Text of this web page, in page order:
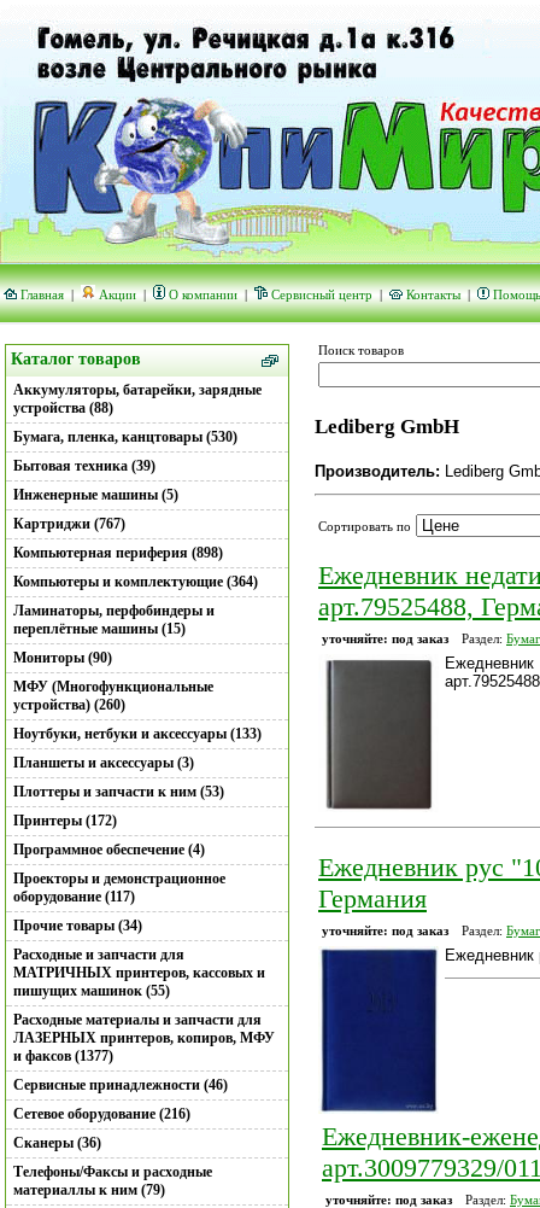
Главная | Акции | О компании | Сервисный центр | Контакты | Помощь
Каталог товаров
Аккумуляторы, батарейки, зарядные
устройства (88)
Бумага, пленка, канцтовары (530)
Бытовая техника (39)
Инженерные машины (5)
Картриджи (767)
Компьютерная периферия (898)
Компьютеры и комплектующие (364)
Ламинаторы, перфобиндеры и
переплётные машины (15)
Мониторы (90)
МФУ (Многофункциональные
устройства) (260)
Ноутбуки, нетбуки и аксессуары (133)
Планшеты и аксессуары (3)
Плоттеры и запчасти к ним (53)
Принтеры (172)
Программное обеспечение (4)
Проекторы и демонстрационное
оборудование (117)
Прочие товары (34)
Расходные и запчасти для
МАТРИЧНЫХ принтеров, кассовых и
пишущих машинок (55)
Расходные материалы и запчасти для
ЛАЗЕРНЫХ принтеров, копиров, МФУ
и факсов (1377)
Сервисные принадлежности (46)
Сетевое оборудование (216)
Сканеры (36)
Телефоны/Факсы и расходные
материаллы к ним (79)
Поиск товаров
Lediberg GmbH
Производитель: Lediberg
Сортировать по
Ежедневник
арт.79525488,
уточняйте: под заказ Раздел:
Ежедневник рус
Германия
уточняйте: под заказ Раздел:
Ежедневник
Ежедневник-
арт.3009779329/
уточняйте: под заказ Раздел: